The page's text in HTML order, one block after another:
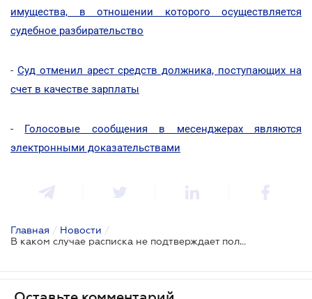
имущества, в отношении которого осуществляется
судебное разбирательство
- Суд отменил арест средств должника, поступающих на
счет в качестве зарплаты
- Голосовые сообщения в месенджерах являются
электронными доказательствами
Главная / Новости /
В каком случае расписка не подтверждает получение денег в долг